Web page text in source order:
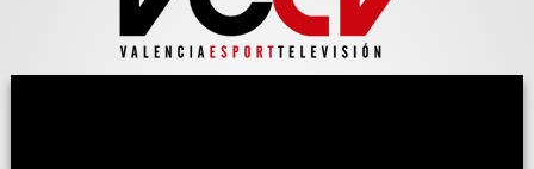
Valencia en deporte
Portal de Transparencia